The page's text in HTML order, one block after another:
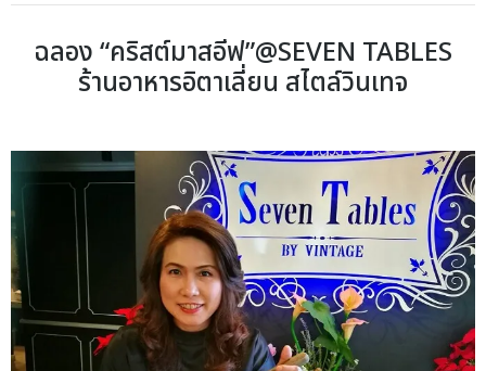
ฉลอง “คริสต์มาสอีฟ”@SEVEN TABLES
ร้านอาหารอิตาเลี่ยน สไตล์วินเทจ